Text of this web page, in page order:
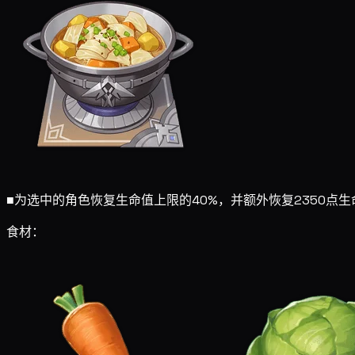
■为选中的角色恢复生命值上限的40%，并额外恢复2350点生
食材：